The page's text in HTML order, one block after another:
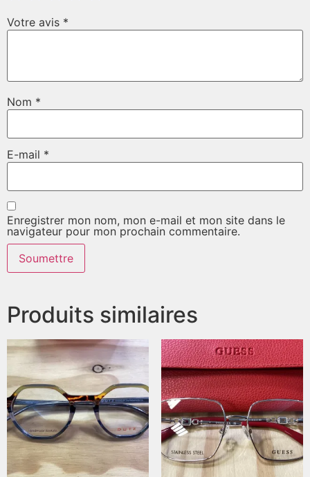
Votre avis *
Nom *
E-mail *
Enregistrer mon nom, mon e-mail et mon site dans le
navigateur pour mon prochain commentaire.
Produits similaires